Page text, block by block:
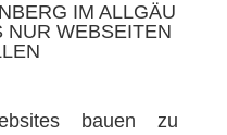
IM ALLGÄU
NUR WEBSEITEN
bauen zu